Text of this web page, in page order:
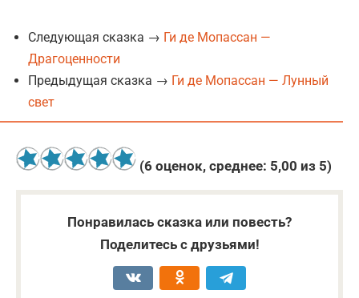
Следующая сказка → Ги де Мопассан —
Драгоценности
Предыдущая сказка → Ги де Мопассан — Лунный
свет
(6 оценок, среднее: 5,00 из 5)
Понравилась сказка или повесть?
Поделитесь с друзьями!